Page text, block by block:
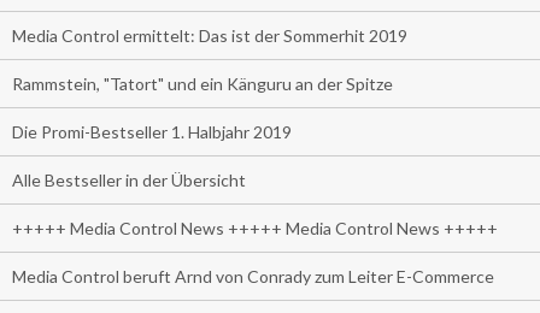
Media Control ermittelt: Das ist der Sommerhit 2019
Rammstein, "Tatort" und ein Känguru an der Spitze
Die Promi-Bestseller 1. Halbjahr 2019
Alle Bestseller in der Übersicht
+++++ Media Control News +++++ Media Control News +++++
Media Control beruft Arnd von Conrady zum Leiter E-Commerce